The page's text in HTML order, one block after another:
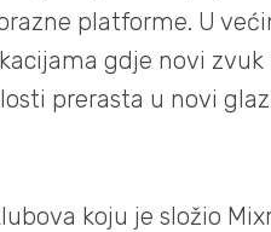
platforme. U
gdje novi
prerasta u novi
koju je složio